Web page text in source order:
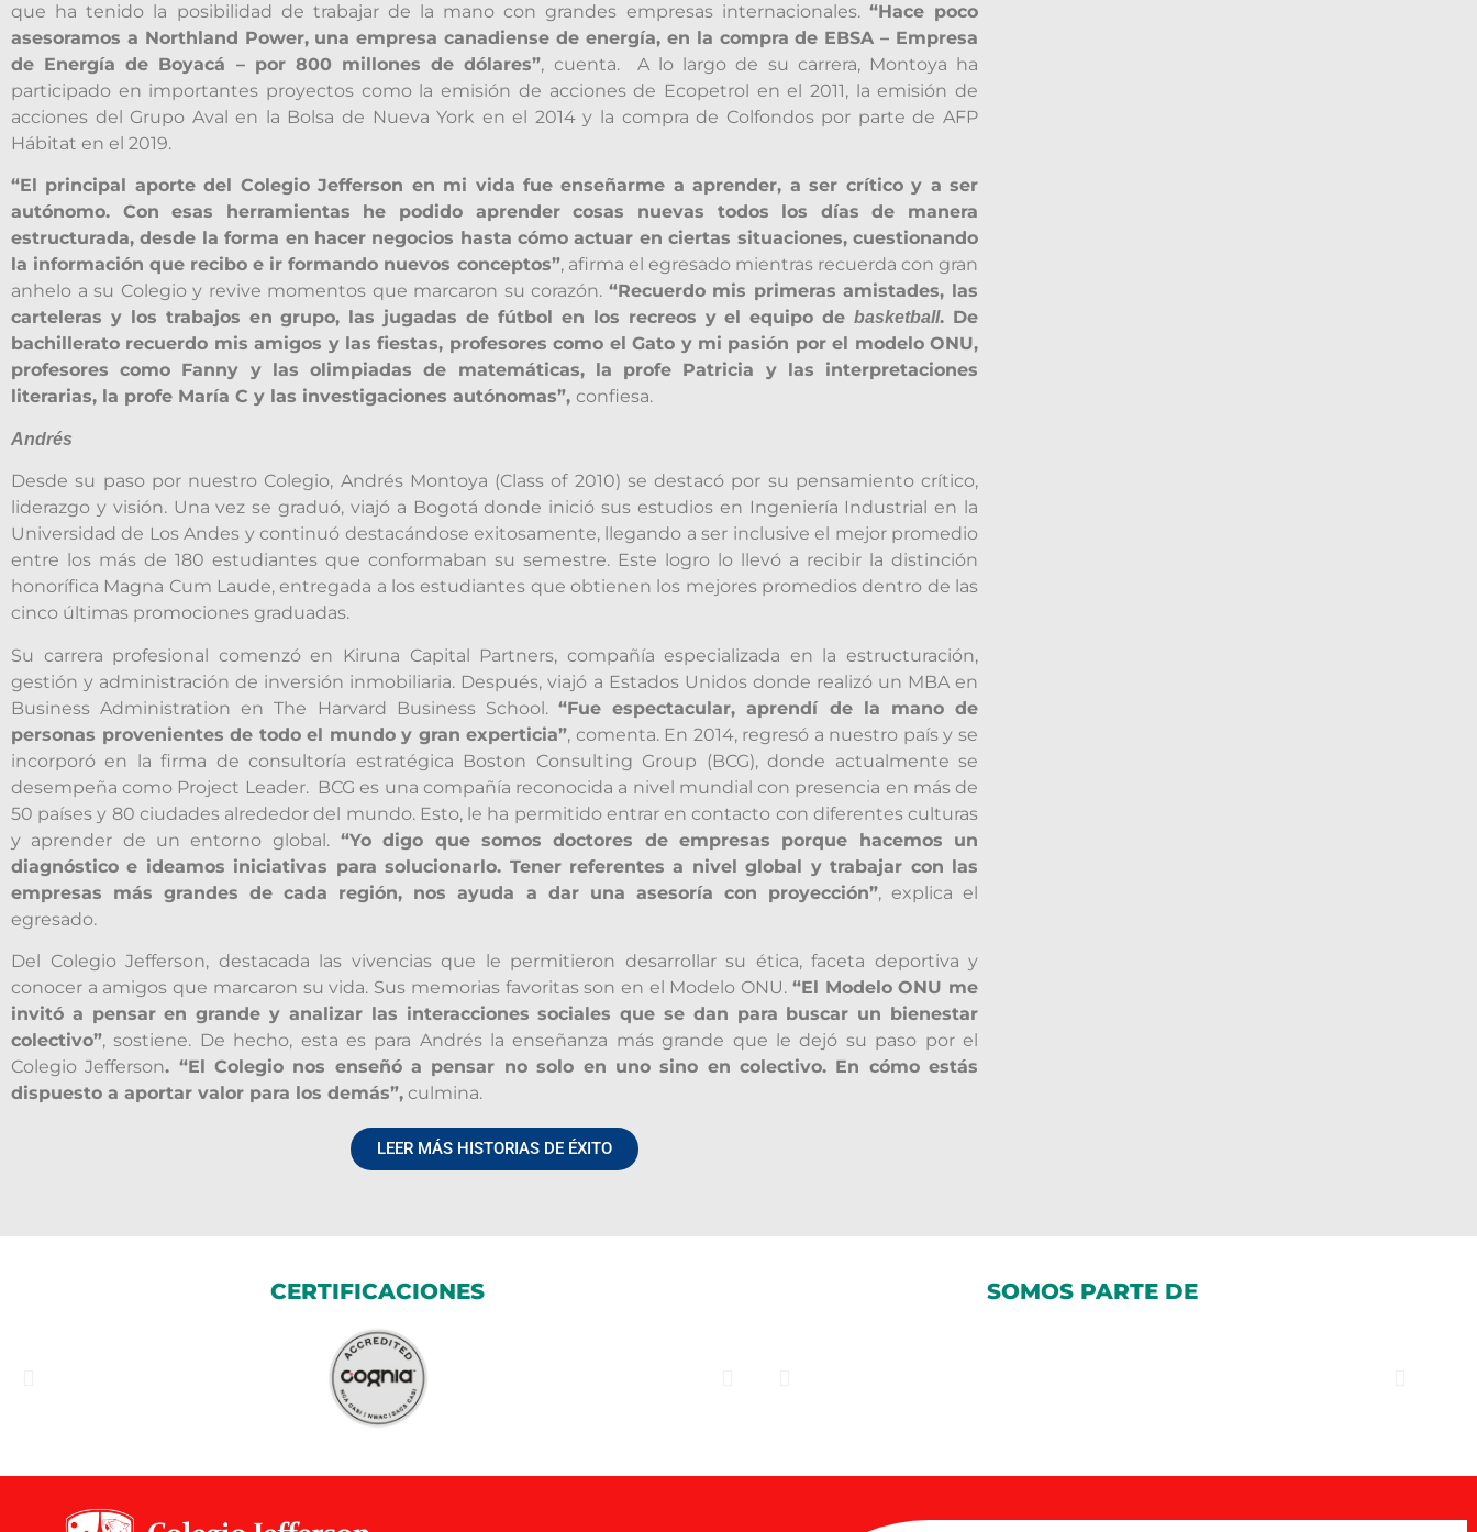
que ha tenido la posibilidad de trabajar de la mano con grandes empresas internacionales. “Hace poco
asesoramos a Northland Power, una empresa canadiense de energía, en la compra de EBSA – Empresa
de Energía de Boyacá – por 800 millones de dólares”, cuenta. A lo largo de su carrera, Montoya ha
participado en importantes proyectos como la emisión de acciones de Ecopetrol en el 2011, la emisión de
acciones del Grupo Aval en la Bolsa de Nueva York en el 2014 y la compra de Colfondos por parte de AFP
Hábitat en el 2019.
“El principal aporte del Colegio Jefferson en mi vida fue enseñarme a aprender, a ser crítico y a ser
autónomo. Con esas herramientas he podido aprender cosas nuevas todos los días de manera
estructurada, desde la forma en hacer negocios hasta cómo actuar en ciertas situaciones, cuestionando
la información que recibo e ir formando nuevos conceptos”, afirma el egresado mientras recuerda con gran
anhelo a su Colegio y revive momentos que marcaron su corazón. “Recuerdo mis primeras amistades, las
carteleras y los trabajos en grupo, las jugadas de fútbol en los recreos y el equipo debasketball. De
bachillerato recuerdo mis amigos y las fiestas, profesores como el Gato y mi pasión por el modelo ONU,
profesores como Fanny y las olimpiadas de matemáticas, la profe Patricia y las interpretaciones
literarias, la profe María C y las investigaciones autónomas”, confiesa.
Andrés
Desde su paso por nuestro Colegio, Andrés Montoya (Class of 2010) se destacó por su pensamiento crítico,
liderazgo y visión. Una vez se graduó, viajó a Bogotá donde inició sus estudios en Ingeniería Industrial en la
Universidad de Los Andes y continuó destacándose exitosamente, llegando a ser inclusive el mejor promedio
entre los más de 180 estudiantes que conformaban su semestre. Este logro lo llevó a recibir la distinción
honorífica Magna Cum Laude, entregada a los estudiantes que obtienen los mejores promedios dentro de las
cinco últimas promociones graduadas.
Su carrera profesional comenzó en Kiruna Capital Partners, compañía especializada en la estructuración,
gestión y administración de inversión inmobiliaria. Después, viajó a Estados Unidos donde realizó un MBA en
Business Administration en The Harvard Business School.“Fue espectacular, aprendí de la mano de
personas provenientes de todo el mundo y gran experticia”, comenta. En 2014, regresó a nuestro país y se
incorporó en la firma de consultoría estratégica Boston Consulting Group (BCG), donde actualmente se
desempeña como Project Leader. BCG es una compañía reconocida a nivel mundial con presencia en más de
50 países y 80 ciudades alrededor del mundo. Esto, le ha permitido entrar en contacto con diferentes culturas
y aprender de un entorno global. “Yo digo que somos doctores de empresas porque hacemos un
diagnóstico e ideamos iniciativas para solucionarlo. Tener referentes a nivel global y trabajar con las
empresas más grandes de cada región, nos ayuda a dar una asesoría con proyección”, explica el
egresado.
Del Colegio Jefferson, destacada las vivencias que le permitieron desarrollar su ética, faceta deportiva y
conocer a amigos que marcaron su vida. Sus memorias favoritas son en el Modelo ONU. “El Modelo ONU me
invitó a pensar en grande y analizar las interacciones sociales que se dan para buscar un bienestar
colectivo”, sostiene. De hecho, esta es para Andrés la enseñanza más grande que le dejó su paso por el
Colegio Jefferson. “El Colegio nos enseñó a pensar no solo en uno sino en colectivo. En cómo estás
dispuesto a aportar valor para los demás”, culmina.
LEER MÁS HISTORIAS DE ÉXITO
CERTIFICACIONES SOMOS PARTE DE